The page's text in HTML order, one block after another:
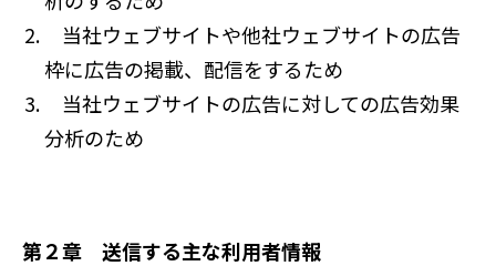
当社ウェブサイトや他社ウェブサイトの広告
枠に広告の掲載、配信をするため
当社ウェブサイトの広告に対しての広告効果
分析のため
第２章 送信する主な利用者情報